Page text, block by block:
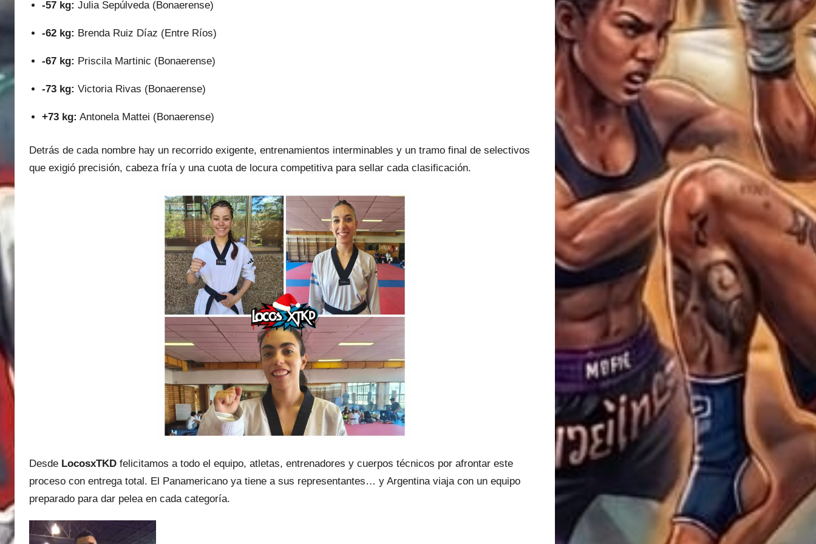
-57 kg: Julia Sepúlveda (Bonaerense)
-62 kg: Brenda Ruiz Díaz (Entre Ríos)
-67 kg: Priscila Martinic (Bonaerense)
-73 kg: Victoria Rivas (Bonaerense)
+73 kg: Antonela Mattei (Bonaerense)
Detrás de cada nombre hay un recorrido exigente, entrenamientos interminables y un tramo final de selectivos
que exigió precisión, cabeza fría y una cuota de locura competitiva para sellar cada clasificación.
Desde LocosxTKD felicitamos a todo el equipo, atletas, entrenadores y cuerpos técnicos por afrontar este
proceso con entrega total. El Panamericano ya tiene a sus representantes… y Argentina viaja con un equipo
preparado para dar pelea en cada categoría.